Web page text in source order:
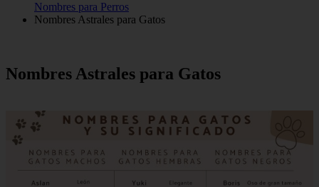
Nombres para Perros
Nombres Astrales para Gatos
Nombres Astrales para Gatos